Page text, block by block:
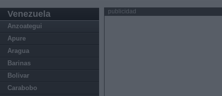
Venezuela
Anzoategui
Apure
Aragua
Barinas
Bolivar
Carabobo
publicidad